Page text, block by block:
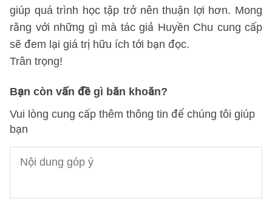
giúp quá trình học tập trở nên thuận lợi hơn. Mong
rằng với những gì mà tác giả Huyền Chu cung cấp
sẽ đem lại giá trị hữu ích tới bạn đọc.
Trân trọng!
Bạn còn vấn đề gì băn khoăn?
Vui lòng cung cấp thêm thông tin để chúng tôi giúp
bạn